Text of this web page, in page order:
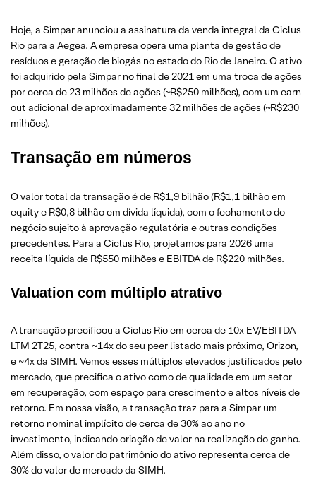
Hoje, a Simpar anunciou a assinatura da venda integral da Ciclus
Rio para a Aegea. A empresa opera uma planta de gestão de
resíduos e geração de biogás no estado do Rio de Janeiro. O ativo
foi adquirido pela Simpar no final de 2021 em uma troca de ações
por cerca de 23 milhões de ações (~R$250 milhões), com um earn-
out adicional de aproximadamente 32 milhões de ações (~R$230
milhões).
Transação em números
O valor total da transação é de R$1,9 bilhão (R$1,1 bilhão em
equity e R$0,8 bilhão em dívida líquida), com o fechamento do
negócio sujeito à aprovação regulatória e outras condições
precedentes. Para a Ciclus Rio, projetamos para 2026 uma
receita líquida de R$550 milhões e EBITDA de R$220 milhões.
Valuation com múltiplo atrativo
A transação precificou a Ciclus Rio em cerca de 10x EV/EBITDA
LTM 2T25, contra ~14x do seu peer listado mais próximo, Orizon,
e ~4x da SIMH. Vemos esses múltiplos elevados justificados pelo
mercado, que precifica o ativo como de qualidade em um setor
em recuperação, com espaço para crescimento e altos níveis de
retorno. Em nossa visão, a transação traz para a Simpar um
retorno nominal implícito de cerca de 30% ao ano no
investimento, indicando criação de valor na realização do ganho.
Além disso, o valor do patrimônio do ativo representa cerca de
30% do valor de mercado da SIMH.